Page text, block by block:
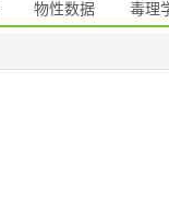
物性数据 毒理